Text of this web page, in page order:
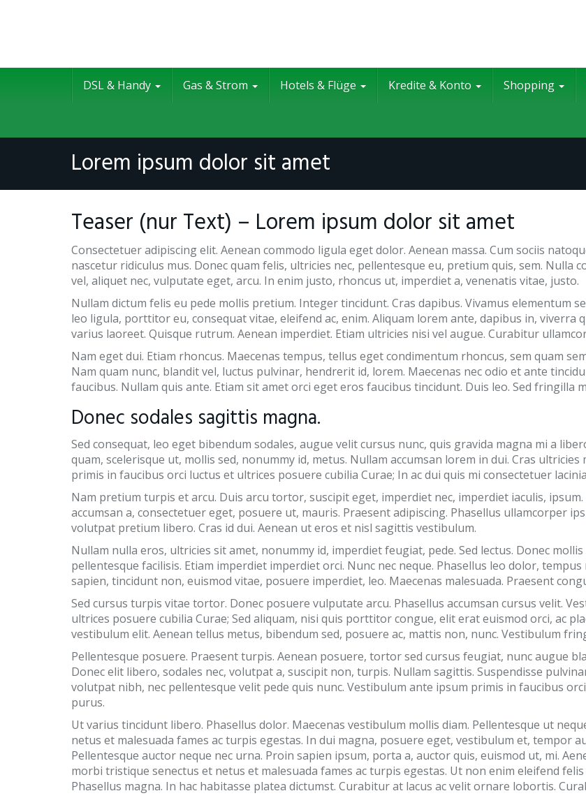
DSL & Handy Gas & Strom Hotels & Flüge Kredite & Konto Shopping
Lorem ipsum dolor sit amet
Teaser (nur Text) – Lorem ipsum dolor sit amet
Consectetuer adipiscing elit. Aenean commodo ligula eget dolor. Aenean massa. Cum sociis
nascetur ridiculus mus. Donec quam felis, ultricies nec, pellentesque eu, pretium quis, sem. Nulla
vel, aliquet nec, vulputate eget, arcu. In enim justo, rhoncus ut, imperdiet a, venenatis vitae, justo.
Nullam dictum felis eu pede mollis pretium. Integer tincidunt. Cras dapibus. Vivamus elementum
leo ligula, porttitor eu, consequat vitae, eleifend ac, enim. Aliquam lorem ante, dapibus in, viverra
varius laoreet. Quisque rutrum. Aenean imperdiet. Etiam ultricies nisi vel augue. Curabitur
Nam eget dui. Etiam rhoncus. Maecenas tempus, tellus eget condimentum rhoncus, sem quam
Nam quam nunc, blandit vel, luctus pulvinar, hendrerit id, lorem. Maecenas nec odio et ante
faucibus. Nullam quis ante. Etiam sit amet orci eget eros faucibus tincidunt. Duis leo. Sed fringilla
Donec sodales sagittis magna.
Sed consequat, leo eget bibendum sodales, augue velit cursus nunc, quis gravida magna mi a
quam, scelerisque ut, mollis sed, nonummy id, metus. Nullam accumsan lorem in dui. Cras
primis in faucibus orci luctus et ultrices posuere cubilia Curae; In ac dui quis mi consectetuer
Nam pretium turpis et arcu. Duis arcu tortor, suscipit eget, imperdiet nec, imperdiet iaculis,
accumsan a, consectetuer eget, posuere ut, mauris. Praesent adipiscing. Phasellus ullamcorper
volutpat pretium libero. Cras id dui. Aenean ut eros et nisl sagittis vestibulum.
Nullam nulla eros, ultricies sit amet, nonummy id, imperdiet feugiat, pede. Sed lectus. Donec
pellentesque facilisis. Etiam imperdiet imperdiet orci. Nunc nec neque. Phasellus leo dolor,
sapien, tincidunt non, euismod vitae, posuere imperdiet, leo. Maecenas malesuada. Praesent
Sed cursus turpis vitae tortor. Donec posuere vulputate arcu. Phasellus accumsan cursus velit.
ultrices posuere cubilia Curae; Sed aliquam, nisi quis porttitor congue, elit erat euismod orci, ac
vestibulum elit. Aenean tellus metus, bibendum sed, posuere ac, mattis non, nunc. Vestibulum
Pellentesque posuere. Praesent turpis. Aenean posuere, tortor sed cursus feugiat, nunc augue
Donec elit libero, sodales nec, volutpat a, suscipit non, turpis. Nullam sagittis. Suspendisse
volutpat nibh, nec pellentesque velit pede quis nunc. Vestibulum ante ipsum primis in faucibus
purus.
Ut varius tincidunt libero. Phasellus dolor. Maecenas vestibulum mollis diam. Pellentesque ut
netus et malesuada fames ac turpis egestas. In dui magna, posuere eget, vestibulum et, tempor
Pellentesque auctor neque nec urna. Proin sapien ipsum, porta a, auctor quis, euismod ut, mi.
morbi tristique senectus et netus et malesuada fames ac turpis egestas. Ut non enim eleifend
Phasellus magna. In hac habitasse platea dictumst. Curabitur at lacus ac velit ornare lobortis.